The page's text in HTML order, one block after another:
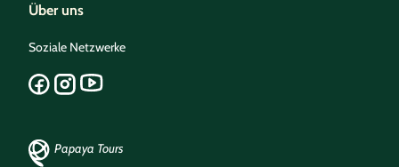
Über uns
Soziale Netzwerke
Papaya Tours